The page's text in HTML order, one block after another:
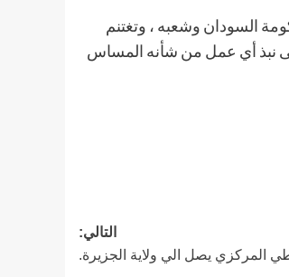
السودان وشعبه ، وتغتنم
نبذ أي عمل من شأنه المساس
التالي:
المركزي يصل الي ولاية الجزيرة.